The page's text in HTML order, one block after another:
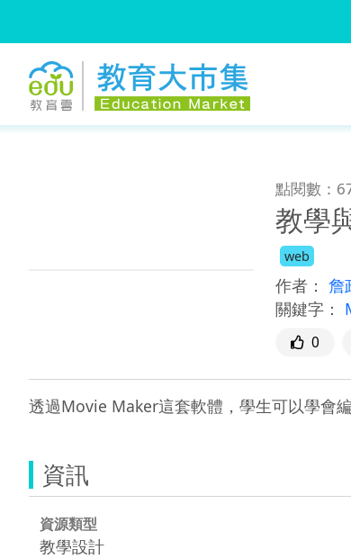
點閱數：
教學
web
作者： 詹
關鍵字：
0
透過Movie Maker這套軟體，學生可以學會
資訊
資源類型
教學設計